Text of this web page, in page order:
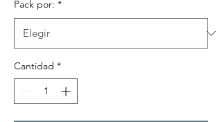
Pack por: *
Cantidad *